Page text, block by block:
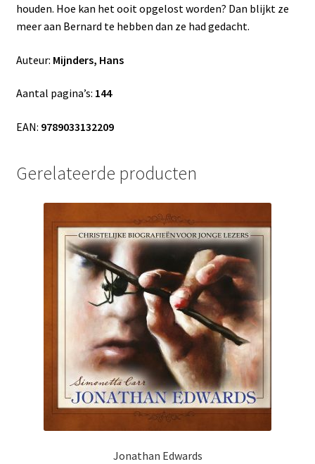
houden. Hoe kan het ooit opgelost worden? Dan blijkt ze
meer aan Bernard te hebben dan ze had gedacht.
Auteur: Mijnders, Hans
Aantal pagina’s: 144
EAN: 9789033132209
Gerelateerde producten
Jonathan Edwards